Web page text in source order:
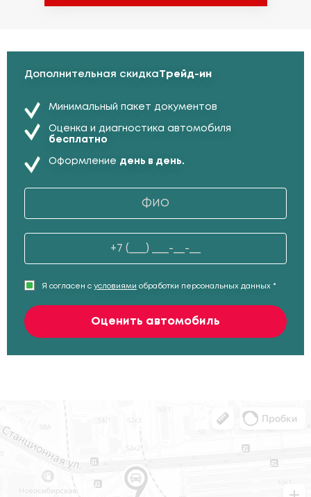
Дополнительная скидкаТрейд-ин
Минимальный пакет документов
Оценка и диагностика автомобиля
бесплатно
Оформление день в день.
Я согласен с условиями обработки персональных данных *
Оценить автомобиль